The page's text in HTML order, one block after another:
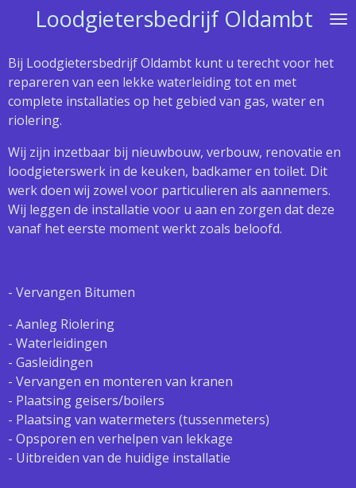
de
hoofdinhoud
Loodgietersbedrijf Oldambt
Bij Loodgietersbedrijf Oldambt kunt u terecht voor het
repareren van een lekke waterleiding tot en met
complete installaties op het gebied van gas, water en
riolering.
Wij zijn inzetbaar bij nieuwbouw, verbouw, renovatie en
loodgieterswerk in de keuken, badkamer en toilet. Dit
werk doen wij zowel voor particulieren als aannemers.
Wij leggen de installatie voor u aan en zorgen dat deze
vanaf het eerste moment werkt zoals beloofd.
- Vervangen Bitumen
- Aanleg Riolering
- Waterleidingen
- Gasleidingen
- Vervangen en monteren van kranen
- Plaatsing geisers/boilers
- Plaatsing van watermeters (tussenmeters)
- Opsporen en verhelpen van lekkage
- Uitbreiden van de huidige installatie